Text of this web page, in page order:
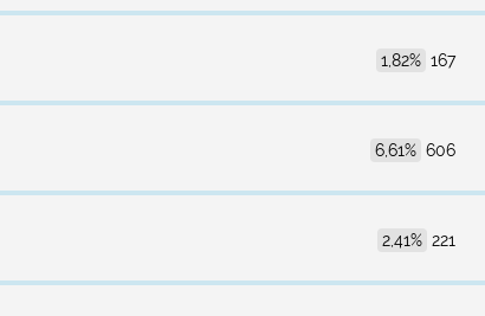
1,82% 167
6,61% 606
2,41% 221